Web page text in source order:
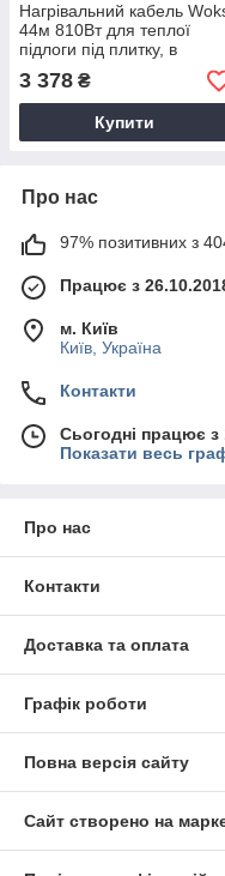
Нагрівальний кабель
44м 810Вт для теплої
підлоги під плитку, в
стяжку, ламінат, кварц-
вініл (3.8-5.5 м²)
3 378 ₴
Купити
Про нас
97% позитивних з 404
Працює з
м. Київ
Київ, Україна
Контакти
Сьогодні працює з
Показати весь
Про нас
Контакти
Доставка та оплата
Графік роботи
Повна версія сайту
Сайт створено на